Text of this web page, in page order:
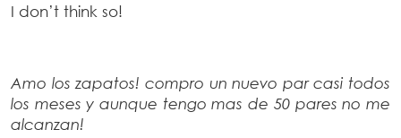
I don’t think so!
Amo los zapatos! compro un nuevo par casi todos
los meses y aunque tengo mas de 50 pares no me
alcanzan!